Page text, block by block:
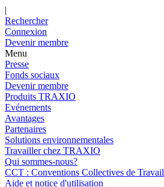
|
Rechercher
Connexion
Devenir membre
Menu
Presse
Fonds sociaux
Devenir membre
Produits TRAXIO
Evénements
Avantages
Partenaires
Solutions environnementales
Travailler chez TRAXIO
Qui sommes-nous?
CCT : Conventions Collectives de Travail
Aide et notice d'utilisation